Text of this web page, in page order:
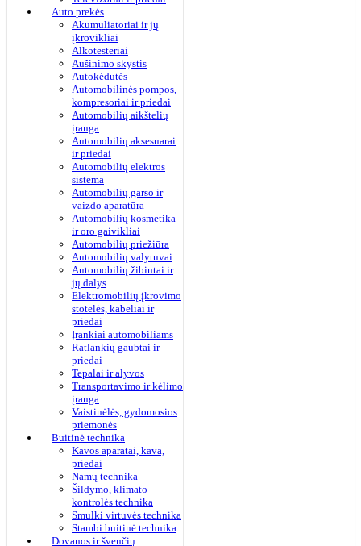
Auto prekės
Akumuliatoriai ir jų
įkrovikliai
Alkotesteriai
Aušinimo skystis
Autokėdutės
Automobilinės pompos,
kompresoriai ir priedai
Automobilių aikštelių
įranga
Automobilių aksesuarai
ir priedai
Automobilių elektros
sistema
Automobilių garso ir
vaizdo aparatūra
Automobilių kosmetika
ir oro gaivikliai
Automobilių priežiūra
Automobilių valytuvai
Automobilių žibintai ir
jų dalys
Elektromobilių įkrovimo
stotelės, kabeliai ir
priedai
Įrankiai automobiliams
Ratlankių gaubtai ir
priedai
Tepalai ir alyvos
Transportavimo ir kėlimo
įranga
Vaistinėlės, gydomosios
priemonės
Buitinė technika
Kavos aparatai, kava,
priedai
Namų technika
Šildymo, klimato
kontrolės technika
Smulki virtuvės technika
Stambi buitinė technika
Dovanos ir švenčių